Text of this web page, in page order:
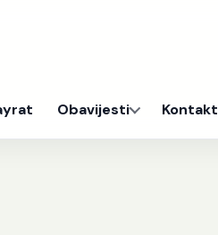
Obavijesti Kontakt